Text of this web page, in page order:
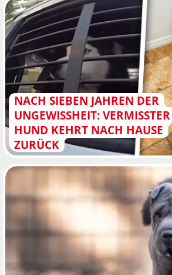
NACH SIEBEN JAHREN DER
UNGEWISSHEIT: VERMISSTER
HUND KEHRT NACH HAUSE
ZURÜCK